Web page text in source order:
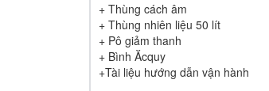
+ Thùng cách âm
+ Thùng nhiên liệu 50 lít
+ Pô giảm thanh
+ Bình Ăcquy
+Tài liệu hướng dẫn vận hành